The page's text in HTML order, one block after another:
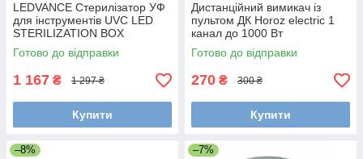
LEDVANCE Стерилізатор УФ
для інструментів UVC LED
STERILIZATION BOX
Готово до відправки
1 167 ₴ 1 297 ₴
Купити
Дистанційний вимикач із
пультом ДК Horoz electric 1
канал до 1000 Вт
Готово до відправки
270 ₴ 300 ₴
Купити
–8% –7%